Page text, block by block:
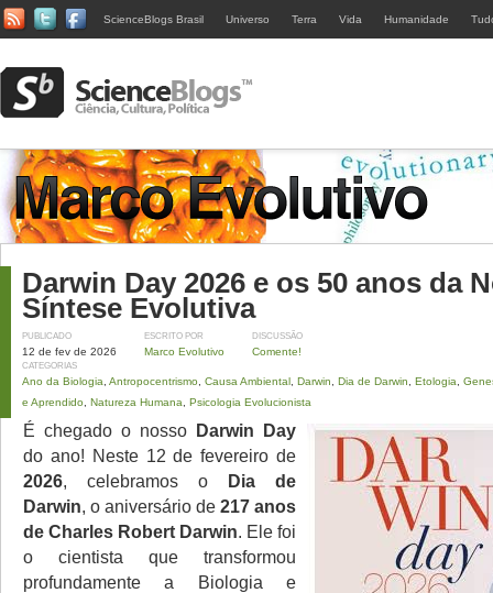
ScienceBlogs Brasil Universo Terra Vida Humanidade
Darwin Day 2026 e os 50 anos da
Síntese Evolutiva
PUBLICADO
12 de fev de 2026
ESCRITO POR
Marco Evolutivo
DISCUSSÃO
Comente!
CATEGORIAS
Ano da Biologia Antropocentrismo Causa Ambiental Darwin Dia de Darwin Etologia
e Aprendido
Natureza Humana Psicologia Evolucionista
É chegado o nosso Darwin Day
do ano! Neste 12 de fevereiro de
2026, celebramos o Dia de
Darwin, o aniversário de 217 anos
de Charles Robert Darwin. Ele foi
o cientista que transformou
profundamente a Biologia e